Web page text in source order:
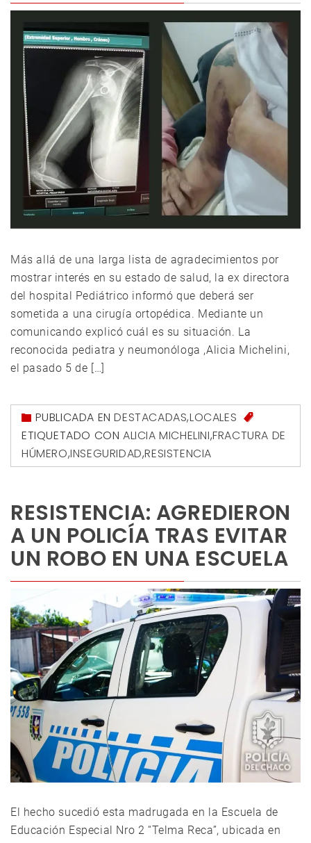
Más allá de una larga lista de agradecimientos por
mostrar interés en su estado de salud, la ex directora
del hospital Pediátrico informó que deberá ser
sometida a una cirugía ortopédica. Mediante un
comunicando explicó cuál es su situación. La
reconocida pediatra y neumonóloga ,Alicia Michelini,
el pasado 5 de […]
PUBLICADA ENDESTACADAS,LOCALES
ETIQUETADO CON ALICIA MICHELINI,FRACTURA DE
HÚMERO,INSEGURIDAD,RESISTENCIA
RESISTENCIA: AGREDIERON
A UN POLICÍA TRAS EVITAR
UN ROBO EN UNA ESCUELA
El hecho sucedió esta madrugada en la Escuela de
Educación Especial Nro 2 “Telma Reca”, ubicada en